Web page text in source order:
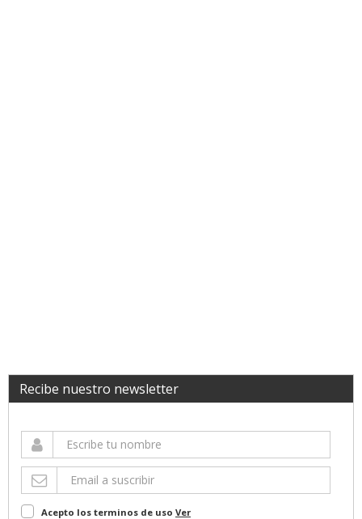
Recibe nuestro newsletter
Acepto los terminos de uso Ver